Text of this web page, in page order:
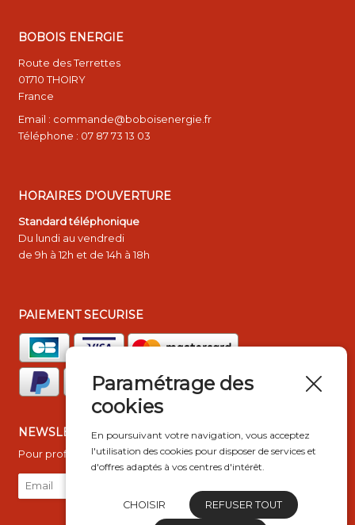
BOBOIS ENERGIE
Route des Terrettes
01710 THOIRY
France
Email : commande@boboisenergie.fr
Téléphone : 07 87 73 13 03
HORAIRES D'OUVERTURE
Standard téléphonique
Du lundi au vendredi
de 9h à 12h et de 14h à 18h
PAIEMENT SECURISE
NEWSLETTER
Pour profiter de nos promotions de printemps
Paramétrage des
cookies
En poursuivant votre navigation, vous acceptez
l'utilisation des cookies pour disposer de services et
d'offres adaptés à vos centres d'intérêt.
CHOISIR REFUSER TOUT